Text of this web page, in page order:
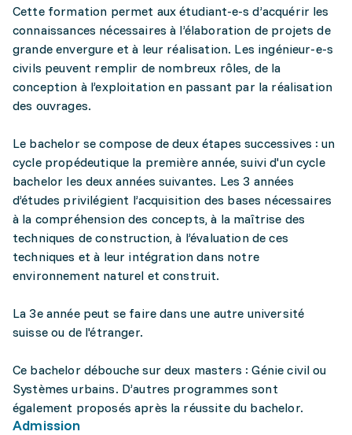
Cette formation permet aux étudiant-e-s d’acquérir les
connaissances nécessaires à l’élaboration de projets de
grande envergure et à leur réalisation. Les ingénieur-e-s
civils peuvent remplir de nombreux rôles, de la
conception à l’exploitation en passant par la réalisation
des ouvrages.
Le bachelor se compose de deux étapes successives : un
cycle propédeutique la première année, suivi d'un cycle
bachelor les deux années suivantes. Les 3 années
d’études privilégient l’acquisition des bases nécessaires
à la compréhension des concepts, à la maîtrise des
techniques de construction, à l’évaluation de ces
techniques et à leur intégration dans notre
environnement naturel et construit.
La 3e année peut se faire dans une autre université
suisse ou de l'étranger.
Ce bachelor débouche sur deux masters : Génie civil ou
Systèmes urbains. D’autres programmes sont
également proposés après la réussite du bachelor.
Admission